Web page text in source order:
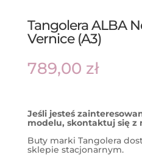
Tangolera ALBA
Vernice (A3)
789,00 zł
Jeśli jesteś
modelu, skontaktuj się z
Buty marki Tangolera
sklepie stacjonarnym.